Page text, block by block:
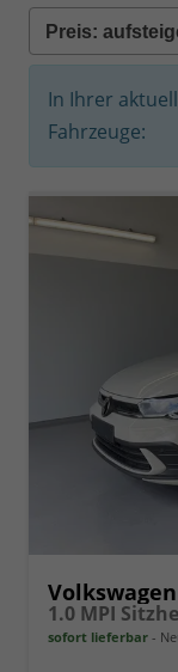
In Ihrer
Fahrzeuge:
sofort lieferbar